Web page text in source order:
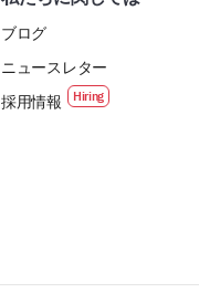
ブログ
ニュースレター
採用情報